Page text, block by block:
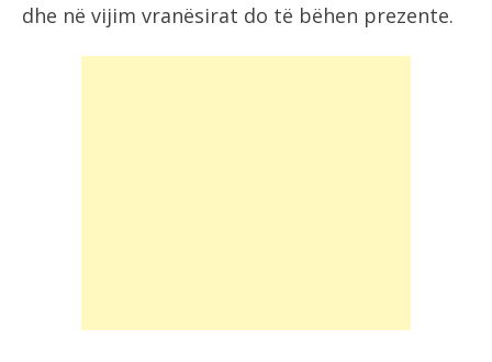
dhe në vijim vranësirat do të bëhen prezente.